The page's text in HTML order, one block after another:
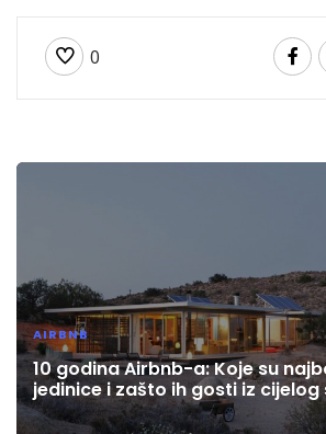
0
AIRBNB
10 godina Airbnb-a: Koje su
jedinice i zašto ih gosti iz